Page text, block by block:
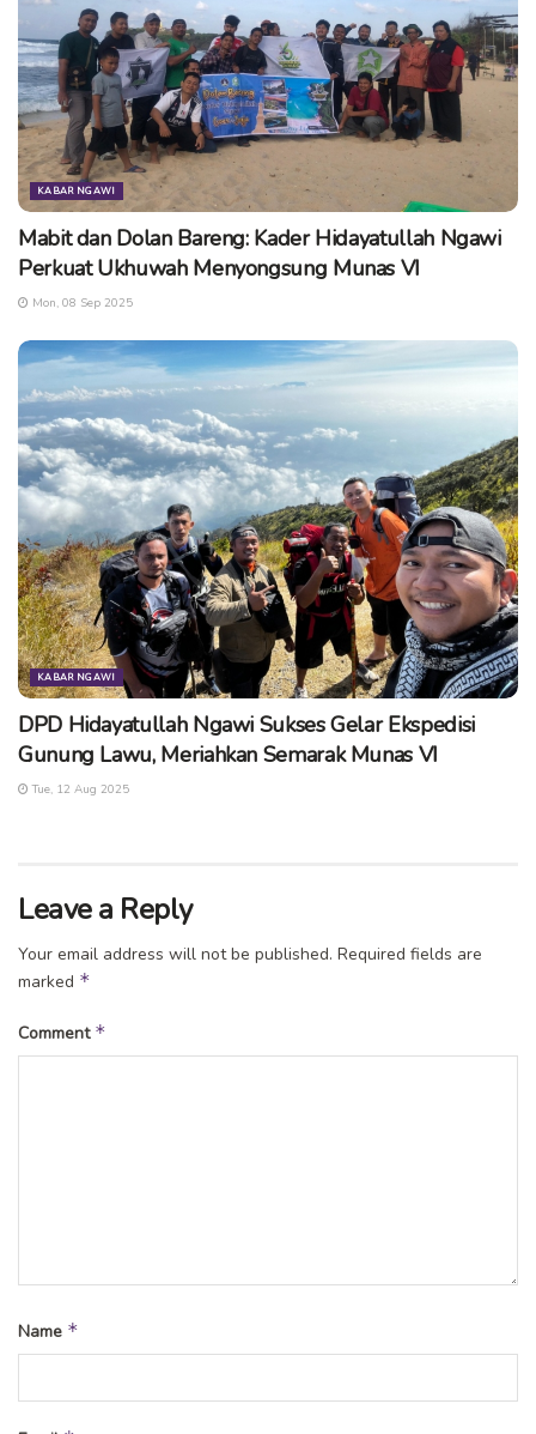
KABAR NGAWI
Mabit dan Dolan Bareng: Kader Hidayatullah Ngawi
Perkuat Ukhuwah Menyongsung Munas VI
Mon, 08 Sep 2025
KABAR NGAWI
DPD Hidayatullah Ngawi Sukses Gelar Ekspedisi
Gunung Lawu, Meriahkan Semarak Munas VI
Tue, 12 Aug 2025
Leave a Reply
Your email address will not be published. Required fields are
marked *
Comment *
Name *